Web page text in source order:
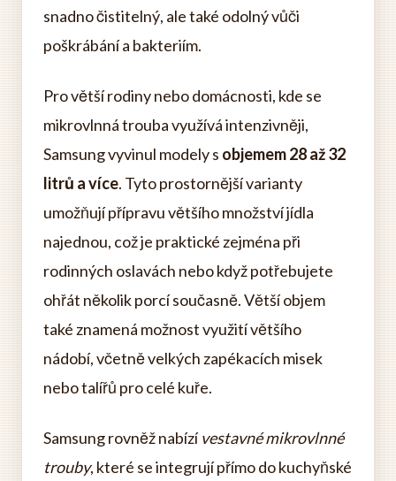
snadno čistitelný, ale také odolný vůči
poškrábání a bakteriím.
Pro větší rodiny nebo domácnosti, kde se
mikrovlnná trouba využívá intenzivněji,
Samsung vyvinul modely s objemem 28 až 32
litrů a více. Tyto prostornější varianty
umožňují přípravu většího množství jídla
najednou, což je praktické zejména při
rodinných oslavách nebo když potřebujete
ohřát několik porcí současně. Větší objem
také znamená možnost využití většího
nádobí, včetně velkých zapékacích misek
nebo talířů pro celé kuře.
Samsung rovněž nabízívestavné mikrovlnné
trouby, které se integrují přímo do kuchyňské